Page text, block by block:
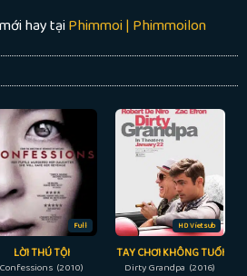
hay tạiPhimmoi | Phimmoilon
Full
LỜI THÚ TỘI
Confessions (2010)
HD Vietsub
TAY CHƠI KHÔNG TUỔI
Dirty Grandpa (2016)